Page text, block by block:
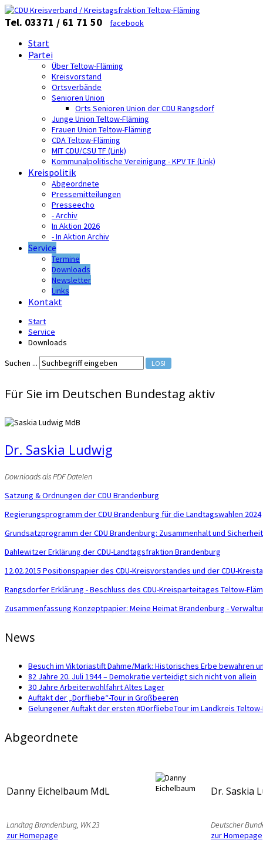
Tel. 03371 / 61 71 50 facebook
Start
Partei
Über Teltow-Fläming
Kreisvorstand
Ortsverbände
Senioren Union
Orts Senioren Union der CDU Rangsdorf
Junge Union Teltow-Fläming
Frauen Union Teltow-Fläming
CDA Teltow-Fläming
MIT CDU/CSU TF (Link)
Kommunalpolitische Vereinigung - KPV TF (Link)
Kreispolitik
Abgeordnete
Pressemitteilungen
Presseecho
- Archiv
In Aktion 2026
- In Aktion Archiv
Service
Termine
Downloads
Newsletter
Links
Kontakt
Start
Service
Downloads
Suchen ...
LOS!
Für Sie im Deutschen Bundestag aktiv
Dr. Saskia Ludwig
Downloads als PDF Dateien
Satzung & Ordnungen der CDU Brandenburg
Regierungsprogramm der CDU Brandenburg für die Landtagswahlen 2024
Grundsatzprogramm der CDU Brandenburg: Zusammenhalt und
Dahlewitzer Erklärung der CDU-Landtagsfraktion Brandenburg
12.02.2015 Positionspapier des CDU-Kreisvorstandes und der CDU-
Rangsdorfer Erklärung - Beschluss des CDU-Kreisparteitages Teltow-
Zusammenfassung Konzeptpapier: Meine Heimat Brandenburg -
News
Besuch im Viktoriastift Dahme/Mark: Historisches Erbe bewahren
82 Jahre 20. Juli 1944 – Demokratie verteidigt sich nicht von allein
30 Jahre Arbeiterwohlfahrt Altes Lager
Auftakt der „Dorfliebe“-Tour in Großbeeren
Gelungener Auftakt der ersten #DorfliebeTour im Landkreis
Abgeordnete
Danny Eichelbaum MdL
Landtag Brandenburg, WK 23
zur Homepage
Dr. Saskia
Deutscher
zur Homepage